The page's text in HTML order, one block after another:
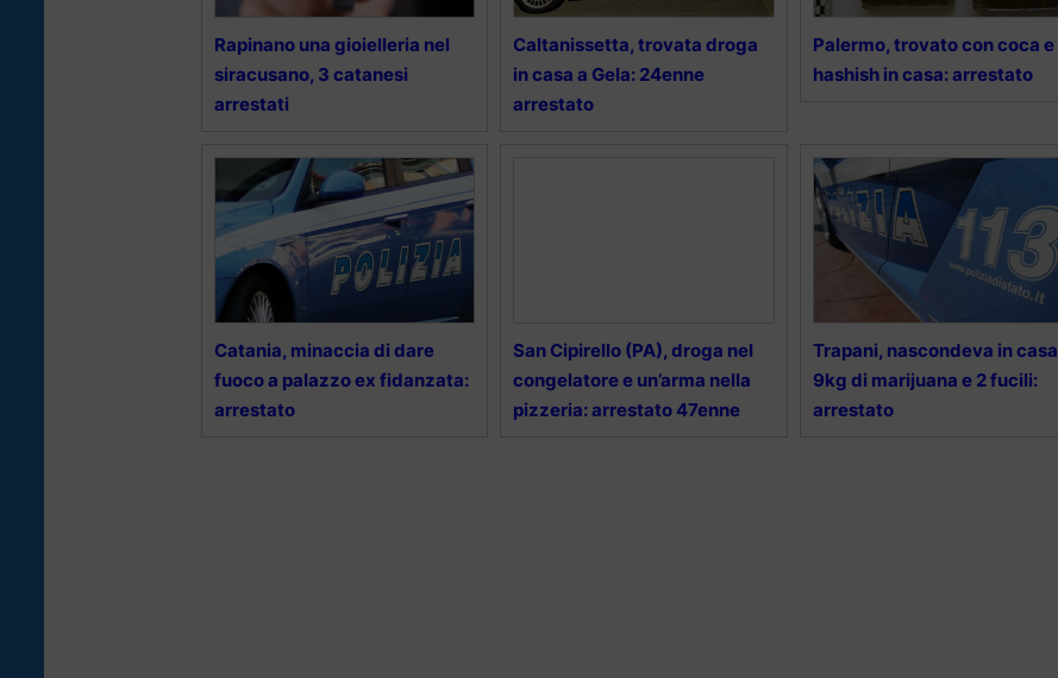
Rapinano una gioielleria nel
siracusano, 3 catanesi
arrestati
Caltanissetta, trovata droga
in casa a Gela: 24enne
arrestato
Palermo, trovato con coca e
hashish in casa: arrestato
Catania, minaccia di dare
fuoco a palazzo ex fidanzata:
arrestato
San Cipirello (PA), droga nel
congelatore e un’arma nella
pizzeria: arrestato 47enne
Trapani, nascondeva in casa
9kg di marijuana e 2 fucili:
arrestato